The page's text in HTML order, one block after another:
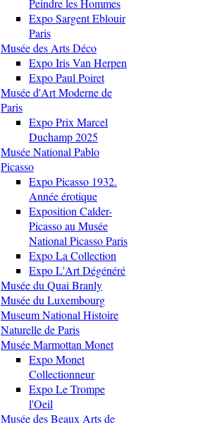
Peindre les Hommes
Expo Sargent Eblouir
Paris
Musée des Arts Déco
Expo Iris Van Herpen
Expo Paul Poiret
Musée d'Art Moderne de
Paris
Expo Prix Marcel
Duchamp 2025
Musée National Pablo
Picasso
Expo Picasso 1932.
Année érotique
Exposition Calder-
Picasso au Musée
National Picasso Paris
Expo La Collection
Expo L'Art Dégénéré
Musée du Quai Branly
Musée du Luxembourg
Museum National Histoire
Naturelle de Paris
Musée Marmottan Monet
Expo Monet
Collectionneur
Expo Le Trompe
l'Oeil
Musée des Beaux Arts de